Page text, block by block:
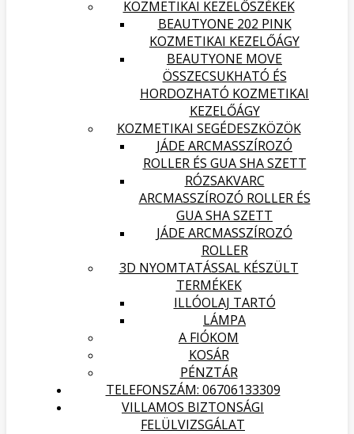
KOZMETIKAI KEZELŐSZÉKEK
BEAUTYONE 202 PINK
KOZMETIKAI KEZELŐÁGY
BEAUTYONE MOVE
ÖSSZECSUKHATÓ ÉS
HORDOZHATÓ KOZMETIKAI
KEZELŐÁGY
KOZMETIKAI SEGÉDESZKÖZÖK
JÁDE ARCMASSZÍROZÓ
ROLLER ÉS GUA SHA SZETT
RÓZSAKVARC
ARCMASSZÍROZÓ ROLLER ÉS
GUA SHA SZETT
JÁDE ARCMASSZÍROZÓ
ROLLER
3D NYOMTATÁSSAL KÉSZÜLT
TERMÉKEK
ILLÓOLAJ TARTÓ
LÁMPA
A FIÓKOM
KOSÁR
PÉNZTÁR
TELEFONSZÁM: 06706133309
VILLAMOS BIZTONSÁGI
FELÜLVIZSGÁLAT